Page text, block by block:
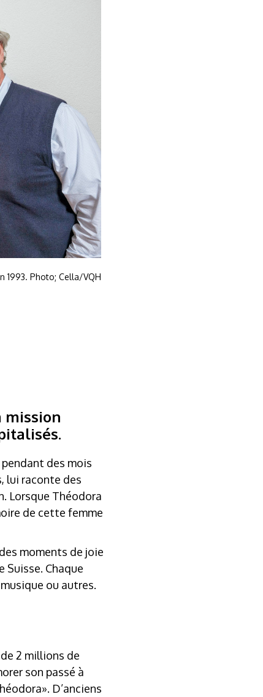
1993. Photo; Cella/VQH
mission
des mois
lui raconte des
Lorsque Théodora
de cette femme
moments de joie
Chaque
ou autres.
2 millions de
son passé à
D’anciens